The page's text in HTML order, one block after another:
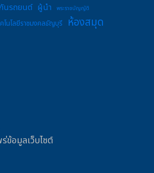
นรถยนต์ ผู้นำ พระราชบัญญัติ
โนโลยีราชมงคลธัญบุรี ห้องสมุด
ข้อมูลเว็บไซต์